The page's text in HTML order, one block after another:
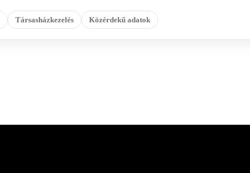
Társasházkezelés Közérdekű adatok